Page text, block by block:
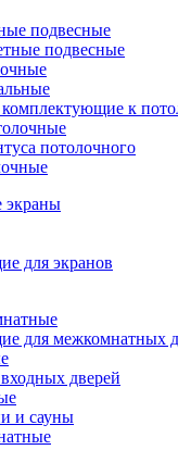
подвесные
подвесные
к
потолочного
экраны
для экранов
для межкомнатных
дверей
и сауны